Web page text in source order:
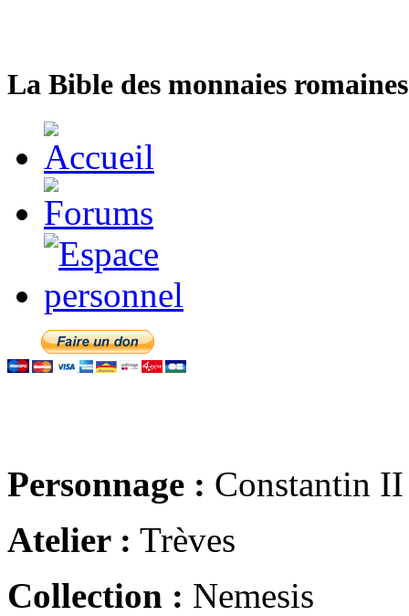
La Bible des monnaies
Personnage : Constantin II
Atelier : Trèves
Collection : Nemesis